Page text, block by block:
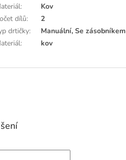
:
Kov
dílů:
2
drtičky:
Manuální, Se zásobníkem
: kov